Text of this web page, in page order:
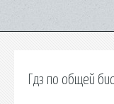
Гдз по общей